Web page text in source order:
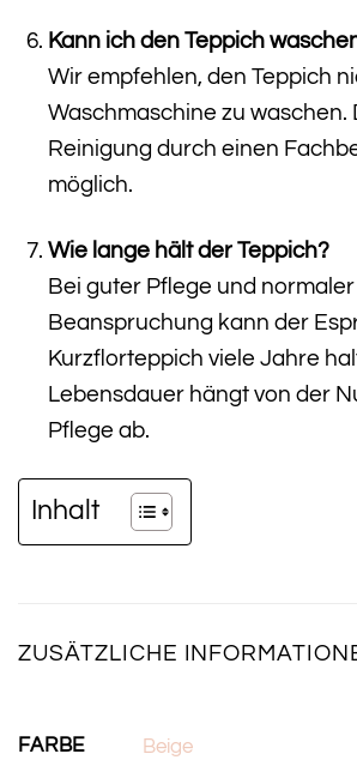
Kann ich den Teppich
Wir empfehlen, den Teppich
Waschmaschine zu waschen.
Reinigung durch einen
möglich.
Wie lange hält der Teppich?
Bei guter Pflege und normaler
Beanspruchung kann der
Kurzflorteppich viele Jahre
Lebensdauer hängt von der
Pflege ab.
Inhalt
ZUSÄTZLICHE
FARBE Beige